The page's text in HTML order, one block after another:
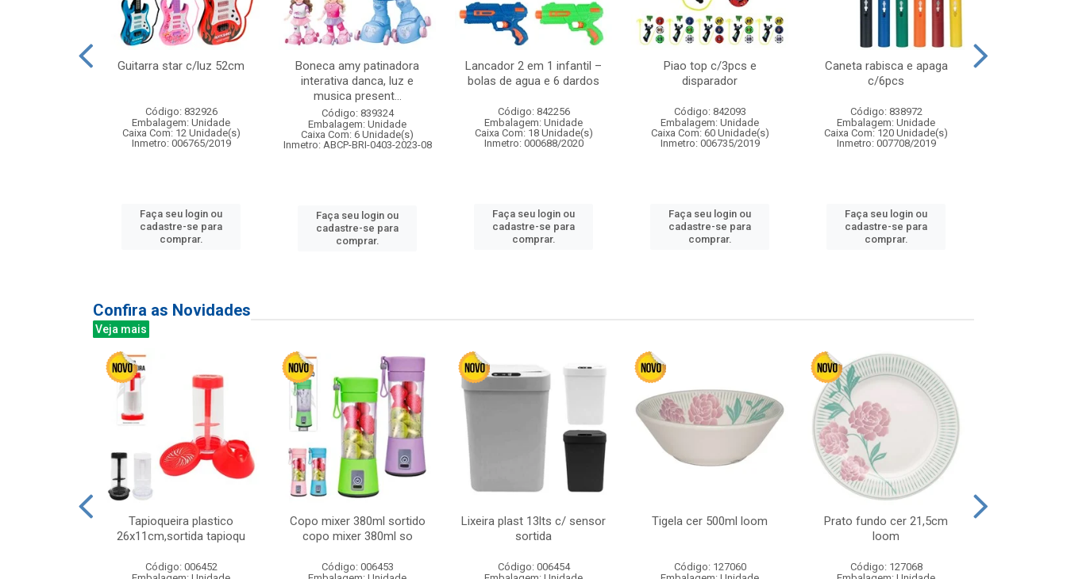
Guitarra star c/luz 52cm
Código: 832926
Embalagem: Unidade
Caixa Com: 12 Unidade(s)
Inmetro: 006765/2019
Faça seu login ou
cadastre-se para
comprar.
Boneca amy patinadora
interativa danca, luz e
musica present...
Código: 839324
Embalagem: Unidade
Caixa Com: 6 Unidade(s)
Inmetro: ABCP-BRI-0403-2023-08
Faça seu login ou
cadastre-se para
comprar.
Lancador 2 em 1 infantil –
bolas de agua e 6 dardos
Código: 842256
Embalagem: Unidade
Caixa Com: 18 Unidade(s)
Inmetro: 000688/2020
Faça seu login ou
cadastre-se para
comprar.
Piao top c/3pcs e
disparador
Código: 842093
Embalagem: Unidade
Caixa Com: 60 Unidade(s)
Inmetro: 006735/2019
Faça seu login ou
cadastre-se para
comprar.
Caneta rabisca e apaga
c/6pcs
Código: 838972
Embalagem: Unidade
Caixa Com: 120 Unidade(s)
Inmetro: 007708/2019
Faça seu login ou
cadastre-se para
comprar.
Confira as Novidades
Veja mais
Tapioqueira plastico
26x11cm,sortida tapioqu
Código: 006452
Copo mixer 380ml sortido
copo mixer 380ml so
Código: 006453
Lixeira plast 13lts c/ sensor
sortida
Código: 006454
Tigela cer 500ml loom
Código: 127060
Prato fundo cer 21,5cm
loom
Código: 127068